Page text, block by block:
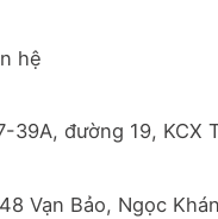
hệ
39A, đường 19, KCX
Vạn Bảo, Ngọc